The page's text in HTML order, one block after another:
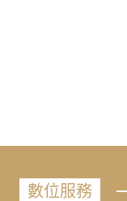
數位服務